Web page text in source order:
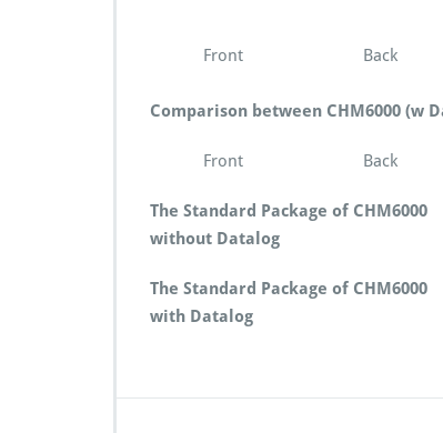
Front Back
Comparison between CHM6000 (w
Front Back
The Standard Package of CHM6000
without Datalog
The Standard Package of CHM6000
with Datalog